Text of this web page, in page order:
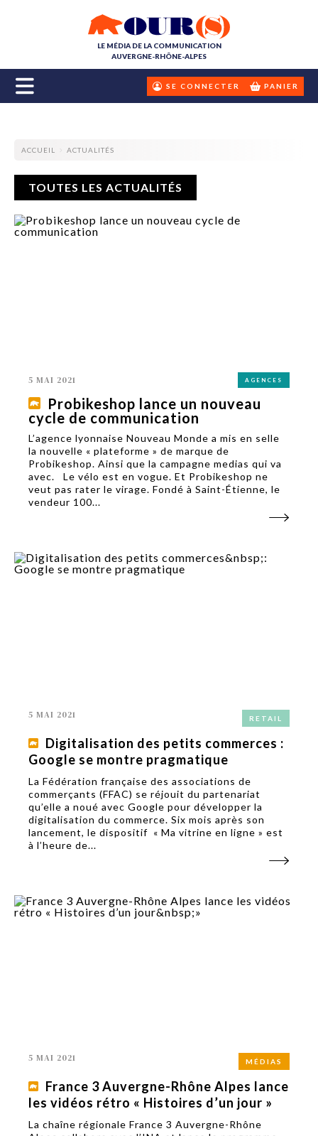
LE MÉDIA DE LA COMMUNICATION
AUVERGNE-RHÔNE-ALPES
SE CONNECTER PANIER
ACCUEIL ACTUALITÉS
TOUTES LES ACTUALITÉS
5 MAI 2021 AGENCES
Probikeshop lance un nouveau
cycle de communication
L’agence lyonnaise Nouveau Monde a mis en selle
la nouvelle « plateforme » de marque de
Probikeshop. Ainsi que la campagne medias qui va
avec. Le vélo est en vogue. Et Probikeshop ne
veut pas rater le virage. Fondé à Saint-Étienne, le
vendeur 100...
RETAIL
5 MAI 2021
Digitalisation des petits commerces :
Google se montre pragmatique
La Fédération française des associations de
commerçants (FFAC) se réjouit du partenariat
qu’elle a noué avec Google pour développer la
digitalisation du commerce. Six mois après son
lancement, le dispositif « Ma vitrine en ligne » est
à l’heure de...
MÉDIAS
5 MAI 2021
France 3 Auvergne-Rhône Alpes lance
les vidéos rétro « Histoires d’un jour »
La chaîne régionale France 3 Auvergne-Rhône